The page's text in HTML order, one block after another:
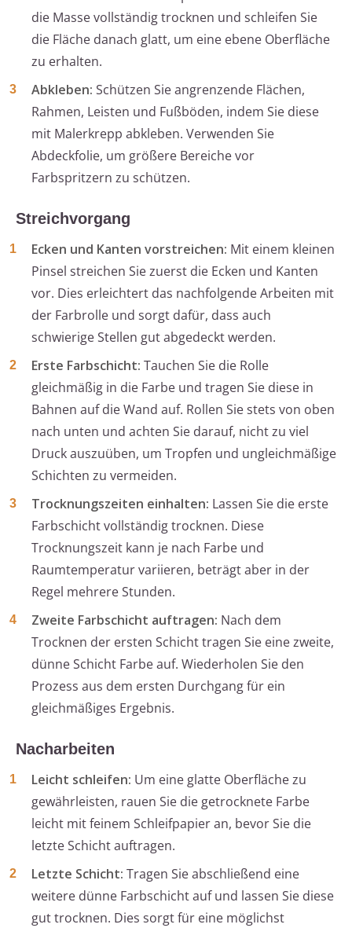
die Masse vollständig trocknen und schleifen Sie
die Fläche danach glatt, um eine ebene Oberfläche
zu erhalten.
Abkleben: Schützen Sie angrenzende Flächen,
Rahmen, Leisten und Fußböden, indem Sie diese
mit Malerkrepp abkleben. Verwenden Sie
Abdeckfolie, um größere Bereiche vor
Farbspritzern zu schützen.
Streichvorgang
Ecken und Kanten vorstreichen: Mit einem kleinen
Pinsel streichen Sie zuerst die Ecken und Kanten
vor. Dies erleichtert das nachfolgende Arbeiten mit
der Farbrolle und sorgt dafür, dass auch
schwierige Stellen gut abgedeckt werden.
Erste Farbschicht: Tauchen Sie die Rolle
gleichmäßig in die Farbe und tragen Sie diese in
Bahnen auf die Wand auf. Rollen Sie stets von oben
nach unten und achten Sie darauf, nicht zu viel
Druck auszuüben, um Tropfen und ungleichmäßige
Schichten zu vermeiden.
Trocknungszeiten einhalten: Lassen Sie die erste
Farbschicht vollständig trocknen. Diese
Trocknungszeit kann je nach Farbe und
Raumtemperatur variieren, beträgt aber in der
Regel mehrere Stunden.
Zweite Farbschicht auftragen: Nach dem
Trocknen der ersten Schicht tragen Sie eine zweite,
dünne Schicht Farbe auf. Wiederholen Sie den
Prozess aus dem ersten Durchgang für ein
gleichmäßiges Ergebnis.
Nacharbeiten
Leicht schleifen: Um eine glatte Oberfläche zu
gewährleisten, rauen Sie die getrocknete Farbe
leicht mit feinem Schleifpapier an, bevor Sie die
letzte Schicht auftragen.
Letzte Schicht: Tragen Sie abschließend eine
weitere dünne Farbschicht auf und lassen Sie diese
gut trocknen. Dies sorgt für eine möglichst